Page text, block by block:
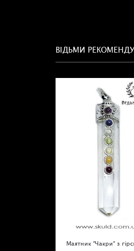
ВІДЬМИ
Маятник "Чакри" з